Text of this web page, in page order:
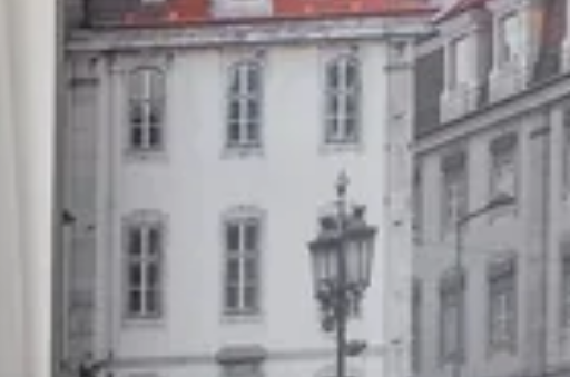
UBICACIÓN
CONTACTO
Avenida da República, 46, 1050-195 Lisboa - Portugal
+351 21 073 0100 info.lisboa@jupiterhotelgroup.com